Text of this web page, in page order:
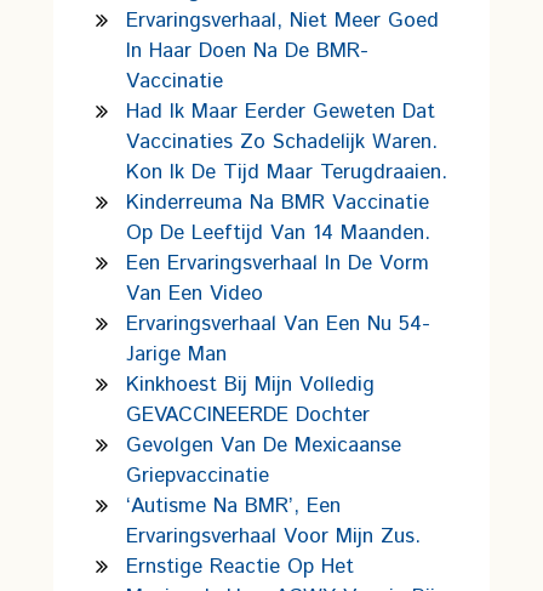
Ervaringsverhaal, Niet Meer Goed
In Haar Doen Na De BMR-
Vaccinatie
Had Ik Maar Eerder Geweten Dat
Vaccinaties Zo Schadelijk Waren.
Kon Ik De Tijd Maar Terugdraaien.
Kinderreuma Na BMR Vaccinatie
Op De Leeftijd Van 14 Maanden.
Een Ervaringsverhaal In De Vorm
Van Een Video
Ervaringsverhaal Van Een Nu 54-
Jarige Man
Kinkhoest Bij Mijn Volledig
GEVACCINEERDE Dochter
Gevolgen Van De Mexicaanse
Griepvaccinatie
‘Autisme Na BMR’, Een
Ervaringsverhaal Voor Mijn Zus.
Ernstige Reactie Op Het